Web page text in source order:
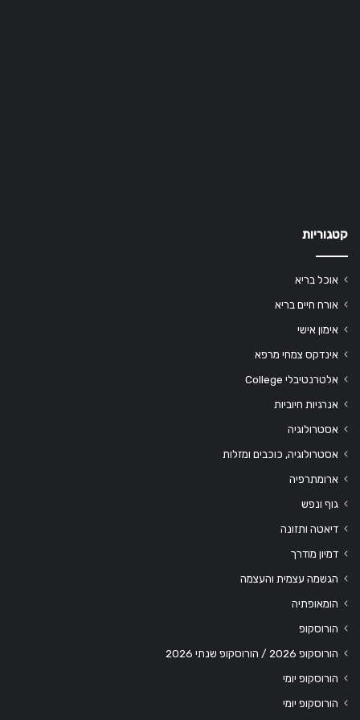
קטגוריות
אוכל בריא
אורח חיים בריא
אימון אישי
אינדקס צמחי מרפא
אלטרנטיבלי College
אנרגיות חיוביות
אסטרולוגיה
אסטרולוגיה, כוכבים ומזלות
ארומתרפיה
גוף ונפש
דיאטה ותזונה
דמיון מודרך
הגשמה עצמית והעצמה
הומאופתיה
הורוסקופ
הורוסקופ 2026 / הורוסקופ שנתי 2026
הורוסקופ יומי
הורוסקופ יומי